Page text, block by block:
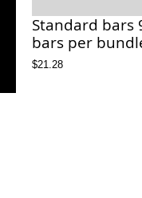
Standard bars
bars per
$21.28Price